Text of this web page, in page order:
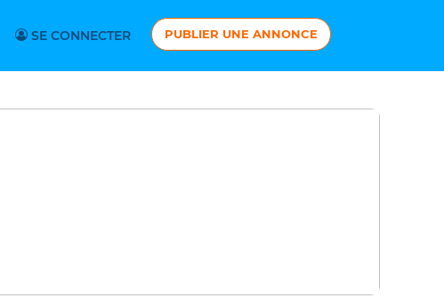
SE CONNECTER PUBLIER UNE ANNONCE